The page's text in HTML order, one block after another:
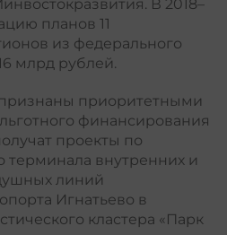
В 2018–
планов 11
из федерального
млрд рублей.
приоритетными
финансирования
проекты по
терминала внутренних и
линий
Игнатьево в
кластера «Парк